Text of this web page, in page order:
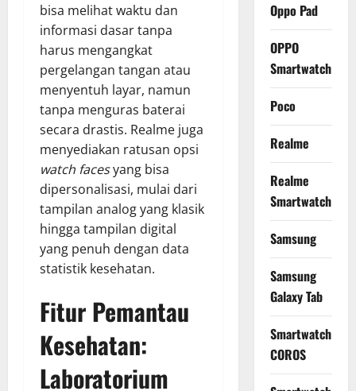
bisa melihat waktu dan
informasi dasar tanpa
harus mengangkat
pergelangan tangan atau
menyentuh layar, namun
tanpa menguras baterai
secara drastis. Realme juga
menyediakan ratusan opsi
watch facesyang bisa
dipersonalisasi, mulai dari
tampilan analog yang klasik
hingga tampilan digital
yang penuh dengan data
statistik kesehatan.
Fitur Pemantau
Kesehatan:
Laboratorium
Oppo Pad
OPPO
Smartwatch
Poco
Realme
Realme
Smartwatch
Samsung
Samsung
Galaxy Tab
Smartwatch
COROS